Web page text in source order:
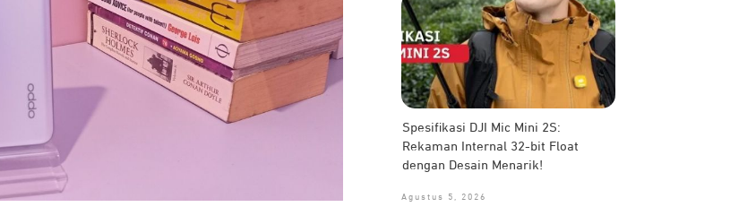
Spesifikasi DJI Mic Mini 2S:
Rekaman Internal 32-bit Float
dengan Desain Menarik!
Agustus 5, 2026